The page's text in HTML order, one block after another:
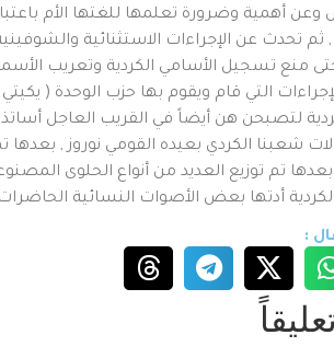
أهمية وضرورة تعلمها للغتها الأم
, ثم تحدث عن الإجراءات الاستثنائية
منع تسجيل الأسامي الكردية وتعريب
التي قام ويقوم بها حزب الوحدة (
لتصبحن هن أيضاً في القريب العاجل
شعبنا الكردي بعيده القومي نوروز , بعدها
بعدها تم توزيع العديد من أنواع الحلوى
الكردية أدتها بعض الأصوات النسائية
: